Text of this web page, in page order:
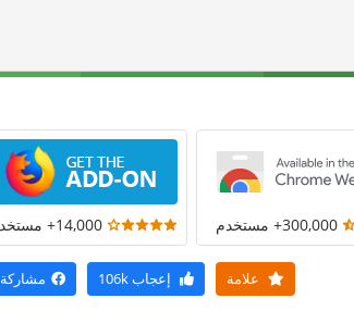
300,000+ مستخدم 14,000+ مستخدم
علامة إعجاب مشاركة